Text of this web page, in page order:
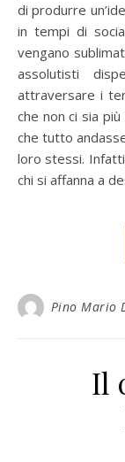
di produrre
in tempi di
vengano
assolutisti
attraversare i
che non ci sia
che tutto
loro stessi.
chi si affanna a
Pino Mario
Il